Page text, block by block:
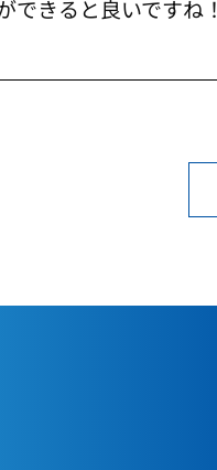
できると良いですね！